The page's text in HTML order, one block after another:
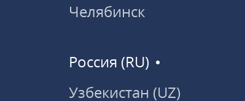
Челябинск
Россия (RU)
Узбекистан (UZ)